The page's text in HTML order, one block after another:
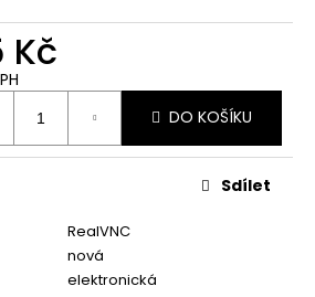
Kč
DO KOŠÍKU
RealVNC
nová
elektronická
Sdílet